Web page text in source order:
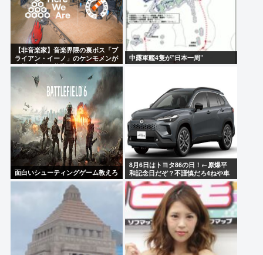
【非音楽家】音楽界隈の裏ボス「ブ
ライアン・イーノ」のケンモメンが
お気に入りの仕事は何？
中露軍艦4隻が”日本一周”
面白いシューティングゲーム教えろ
8月6日はトヨタ86の日！←原爆平
和記念日だぞ？不謹慎だろ4ねや車
カス